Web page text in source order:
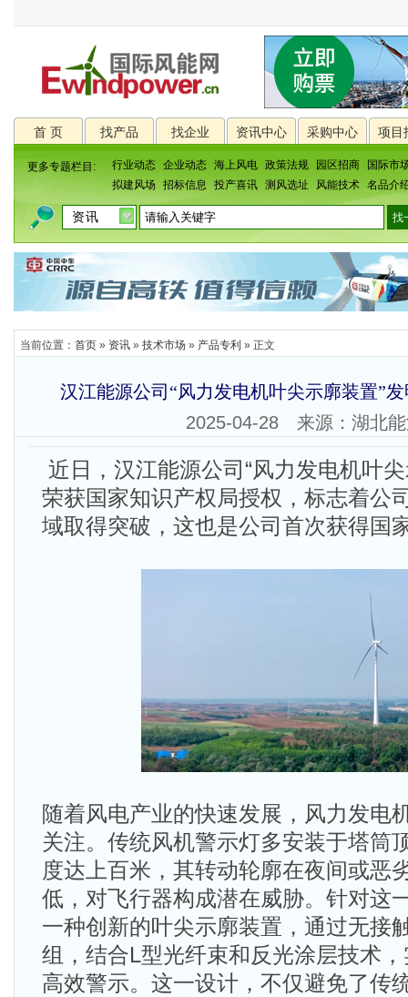
首 页 找产品 找企业 资讯中心 采购中心 项目
更多专题栏目: 行业动态 企业动态 海上风电 政策法规 园区招商
国际市
拟建风场
招标信息 投产喜讯 测风选址 风能技术 名品介
当前位置： 首页 » 资讯 » 技术市场 » 产品专利 » 正文
汉江能源公司“风力发电机叶尖示廓装置”
2025-04-28 来源：湖北
近日，汉江能源公司“风力发电机叶
荣获国家知识产权局授权，标志着公
域取得突破，这也是公司首次获得国
随着风电产业的快速发展，风力发电
关注。传统风机警示灯多安装于塔筒
度达上百米，其转动轮廓在夜间或恶
低，对飞行器构成潜在威胁。针对这
一种创新的叶尖示廓装置，通过无接
组，结合L型光纤束和反光涂层技术
高效警示。这一设计，不仅避免了传